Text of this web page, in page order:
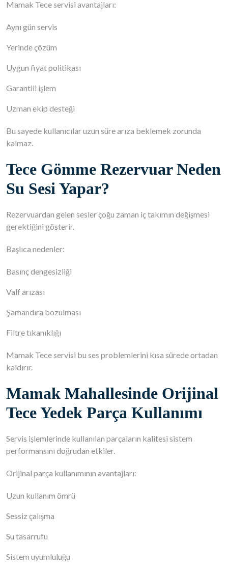
Mamak Tece servisi avantajları:
Aynı gün servis
Yerinde çözüm
Uygun fiyat politikası
Garantili işlem
Uzman ekip desteği
Bu sayede kullanıcılar uzun süre arıza beklemek zorunda
kalmaz.
Tece Gömme Rezervuar Neden
Su Sesi Yapar?
Rezervuardan gelen sesler çoğu zaman iç takımın değişmesi
gerektiğini gösterir.
Başlıca nedenler:
Basınç dengesizliği
Valf arızası
Şamandıra bozulması
Filtre tıkanıklığı
Mamak Tece servisi bu ses problemlerini kısa sürede ortadan
kaldırır.
Mamak Mahallesinde Orijinal
Tece Yedek Parça Kullanımı
Servis işlemlerinde kullanılan parçaların kalitesi sistem
performansını doğrudan etkiler.
Orijinal parça kullanımının avantajları:
Uzun kullanım ömrü
Sessiz çalışma
Su tasarrufu
Sistem uyumluluğu